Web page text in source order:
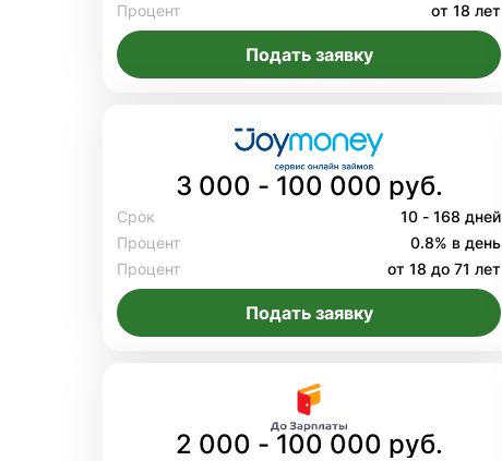
Процент
от 18 лет
Подать заявку
3 000 - 100 000 руб.
Срок
10 - 168 дней
Процент
0.8% в день
Процент
от 18 до 71 лет
Подать заявку
2 000 - 100 000 руб.